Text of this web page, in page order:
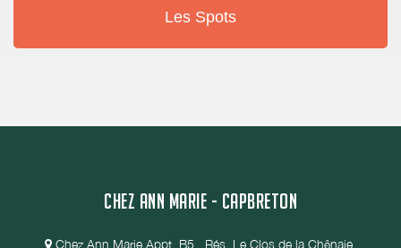
Les Spots
CHEZ ANN MARIE - CAPBRETON
Chez Ann Marie Appt. B5 , Rés. Le Clos de la Chênaie,